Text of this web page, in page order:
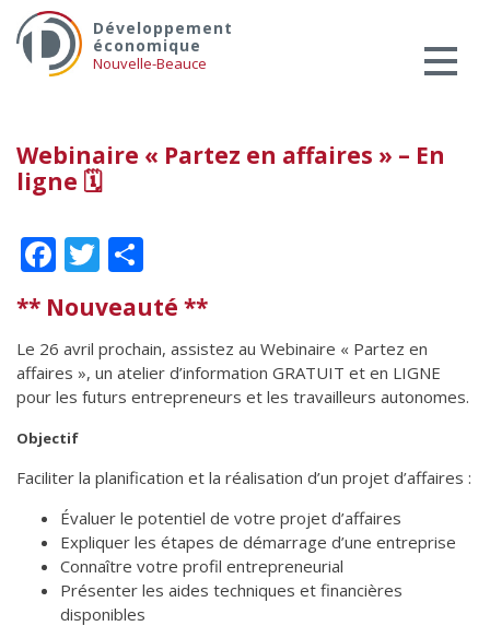
Services aux entreprises
Pro Bono
ACCOMPAGNEMENT RH
Zones et parcs industriels
TARIFS AMÉRICAINS
Fonds locaux d’investissement et
Futurpreneur
Toile entrepreneuriale Nouvelle-
Beauce
content
Développement
économique
Nouvelle-Beauce
Webinaire « Partez en affaires » – En
ligne 🗓
Facebook
Twitter
** Nouveauté **
Le 26 avril prochain, assistez au Webinaire « Partez en
affaires », un atelier d’information GRATUIT et en LIGNE
pour les futurs entrepreneurs et les travailleurs autonomes.
Objectif
Faciliter la planification et la réalisation d’un projet d’affaires :
Évaluer le potentiel de votre projet d’affaires
Expliquer les étapes de démarrage d’une entreprise
Connaître votre profil entrepreneurial
Présenter les aides techniques et financières
disponibles